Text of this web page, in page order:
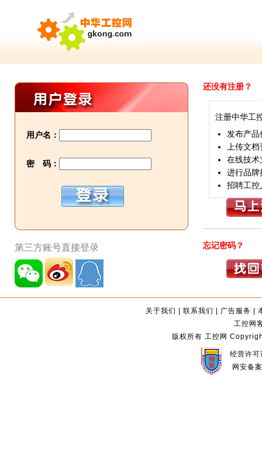
用户名：
密 码：
第三方账号直接登录
还没有注册？
注册中华工
发布产品
上传文档
在线技术
进行品牌
招聘工控
忘记密码？
关于我们 |联系我们 | 广告服务 |
工控网
版权所有 工控网
经营许
网安备